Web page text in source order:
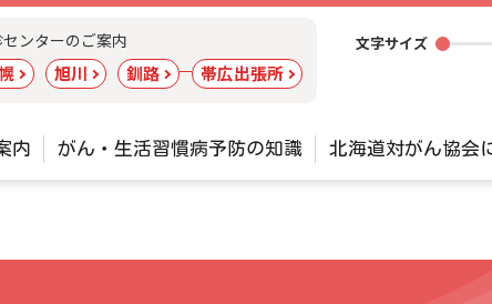
ンターのご案内
旭川 釧路 帯広出張所
ー
文字サイズ
内 がん・生活習慣病予防の知識 北海道対がん協会